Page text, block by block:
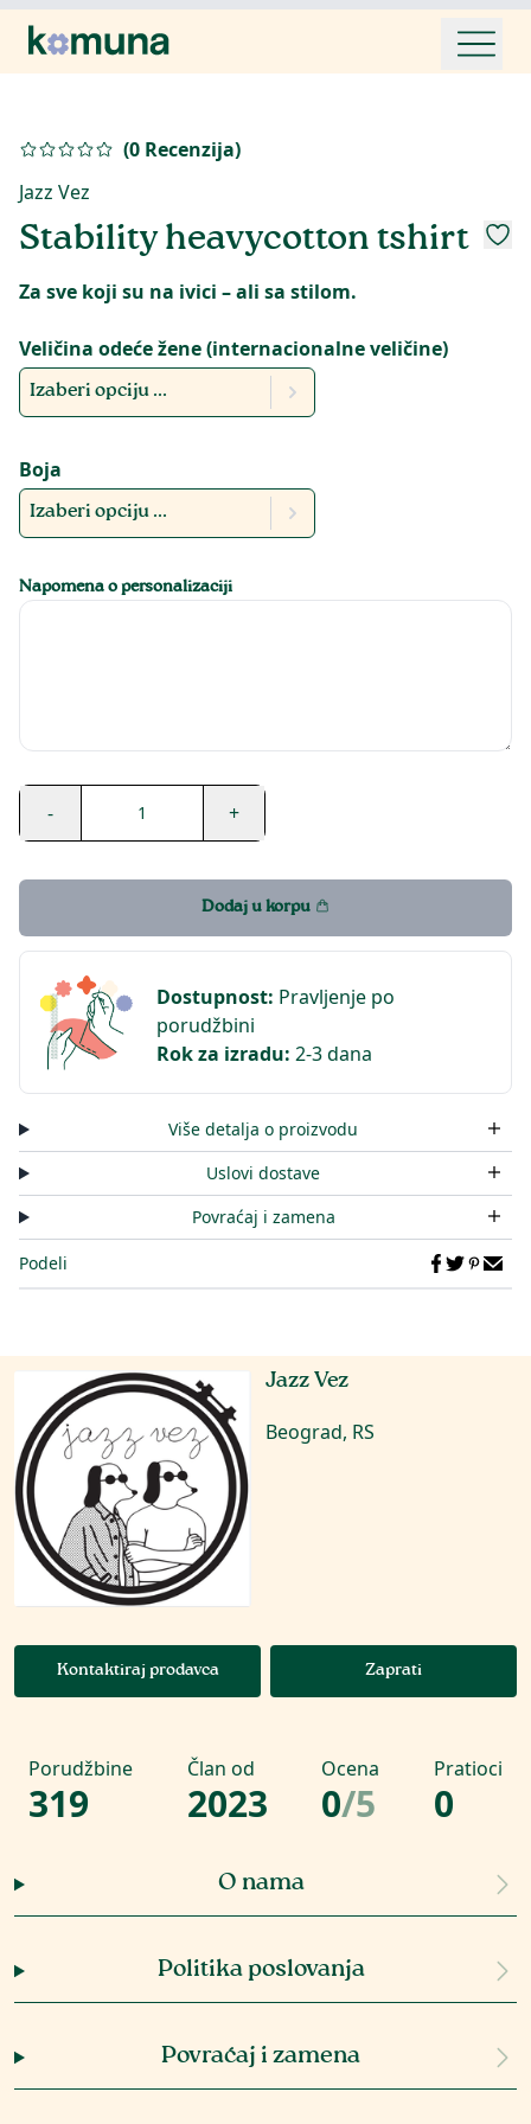
(0 Recenzija)
Jazz Vez
Stability heavycotton tshirt
Za sve koji su na ivici – ali sa stilom.
Veličina odeće žene (internacionalne veličine)
Izaberi opciju ...
Boja
Izaberi opciju ...
Napomena o personalizaciji
- 1 +
Dodaj u korpu
Dostupnost: Pravljenje po
porudžbini
Rok za izradu: 2-3 dana
Više detalja o proizvodu
Uslovi dostave
Povraćaj i zamena
Podeli
Jazz Vez
Beograd, RS
Kontaktiraj prodavca Zaprati
Porudžbine
319
Član od
2023
Ocena
0/5
Pratioci
0
O nama
Politika poslovanja
Povraćaj i zamena